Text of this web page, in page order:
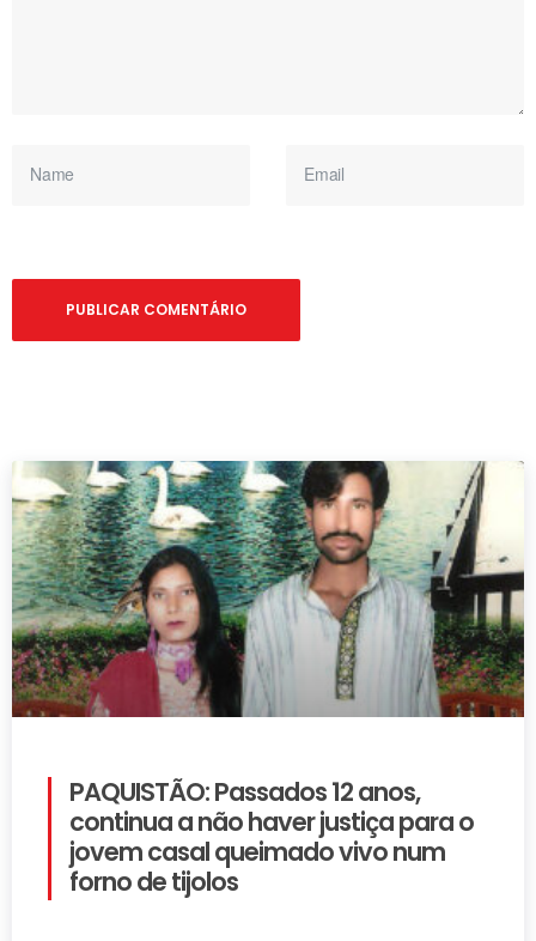
PAQUISTÃO: Passados 12 anos,
continua a não haver justiça para o
jovem casal queimado vivo num
forno de tijolos